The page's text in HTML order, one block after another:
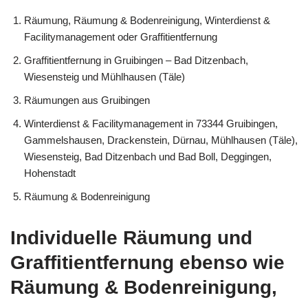
Räumung, Räumung & Bodenreinigung, Winterdienst &
Facilitymanagement oder Graffitientfernung
Graffitientfernung in Gruibingen – Bad Ditzenbach,
Wiesensteig und Mühlhausen (Täle)
Räumungen aus Gruibingen
Winterdienst & Facilitymanagement in 73344 Gruibingen,
Gammelshausen, Drackenstein, Dürnau, Mühlhausen (Täle),
Wiesensteig, Bad Ditzenbach und Bad Boll, Deggingen,
Hohenstadt
Räumung & Bodenreinigung
Individuelle Räumung und
Graffitientfernung ebenso wie
Räumung & Bodenreinigung,